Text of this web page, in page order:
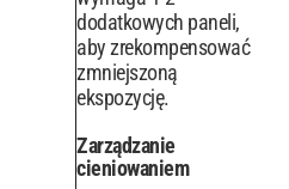
dodatkowych paneli,
aby zrekompensować
zmniejszoną
ekspozycję.
Zarządzanie
cieniowaniem